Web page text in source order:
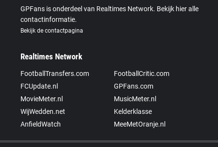
GPFans is onderdeel van Realtimes Network. Bekijk hier alle
contactinformatie.
Bekijk de contactpagina
Realtimes Network
FootballTransfers.com
FootballCritic.com
FCUpdate.nl
GPFans.com
MovieMeter.nl
MusicMeter.nl
WijWedden.net
Kelderklasse
AnfieldWatch
MeeMetOranje.nl